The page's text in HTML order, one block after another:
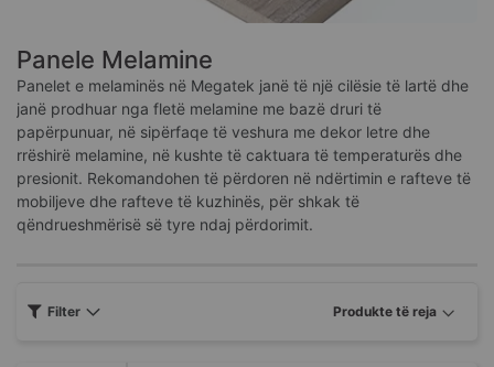
Panele Melamine
Panelet e melaminës në Megatek janë të një cilësie të lartë dhe
janë prodhuar nga fletë melamine me bazë druri të
papërpunuar, në sipërfaqe të veshura me dekor letre dhe
rrëshirë melamine, në kushte të caktuara të temperaturës dhe
presionit. Rekomandohen të përdoren në ndërtimin e rafteve të
mobiljeve dhe rafteve të kuzhinës, për shkak të
qëndrueshmërisë së tyre ndaj përdorimit.
Filter